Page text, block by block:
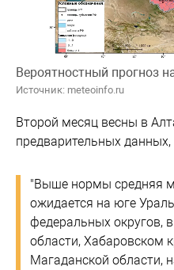
Вероятностный прогноз
Источник: meteoinfo.ru
Второй месяц весны в
предварительных данных,
"Выше нормы средняя
ожидается на юге
федеральных округов,
области, Хабаровском
Магаданской области,